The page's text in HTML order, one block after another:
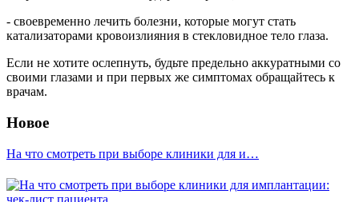
- своевременно лечить болезни, которые могут стать
катализаторами кровоизлияния в стекловидное тело глаза.
Если не хотите ослепнуть, будьте предельно аккуратными со
своими глазами и при первых же симптомах обращайтесь к
врачам.
Новое
На что смотреть при выборе клиники для и…